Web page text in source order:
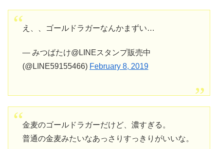
え、、ゴールドラガーなんかまずい…
— みつばたけ@LINEスタンプ販売中
(@LINE59155466) February 8, 2019
金麦のゴールドラガーだけど、濃すぎる。
普通の金麦みたいなあっさりすっきりがいいな。